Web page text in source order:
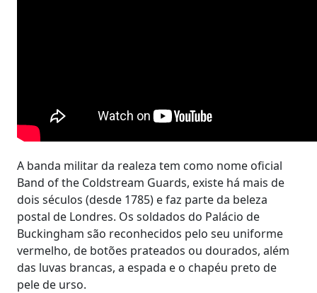
A banda militar da realeza tem como nome oficial
Band of the Coldstream Guards, existe há mais de
dois séculos (desde 1785) e faz parte da beleza
postal de Londres. Os soldados do Palácio de
Buckingham são reconhecidos pelo seu uniforme
vermelho, de botões prateados ou dourados, além
das luvas brancas, a espada e o chapéu preto de
pele de urso.